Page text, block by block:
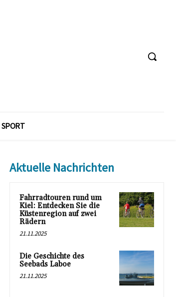
SPORT
Aktuelle Nachrichten
Fahrradtouren rund um
Kiel: Entdecken Sie die
Küstenregion auf zwei
Rädern
21.11.2025
Die Geschichte des
Seebads Laboe
21.11.2025